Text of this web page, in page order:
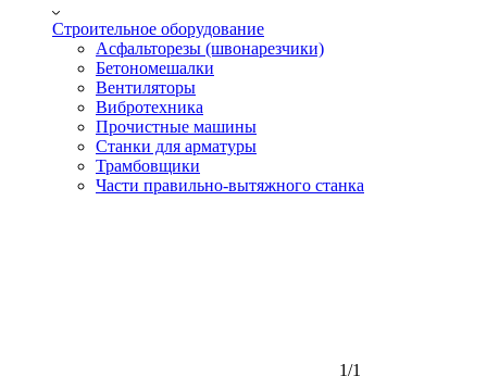
Строительное оборудование
Асфальторезы (швонарезчики)
Бетономешалки
Вентиляторы
Вибротехника
Прочистные машины
Станки для арматуры
Трамбовщики
Части правильно-вытяжного станка
1/1